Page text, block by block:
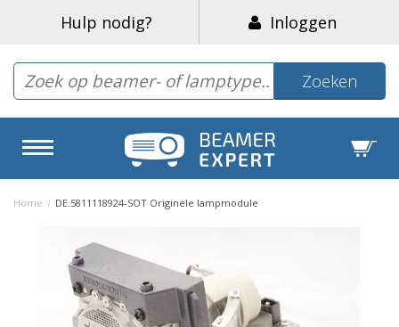
Hulp nodig? Inloggen
Zoeken
Home / DE.5811118924-SOT Originele lampmodule